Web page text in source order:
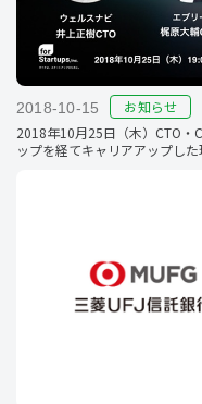
2018-10-15
お知らせ
2018年10月25日（木）CTO・
ップを経てキャリアアップした